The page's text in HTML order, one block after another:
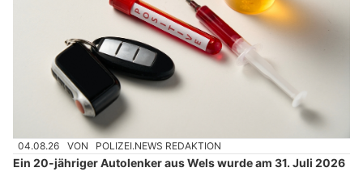
04.08.26 VON POLIZEI.NEWS REDAKTION
Ein 20-jähriger Autolenker aus Wels wurde am 31. Juli 2026